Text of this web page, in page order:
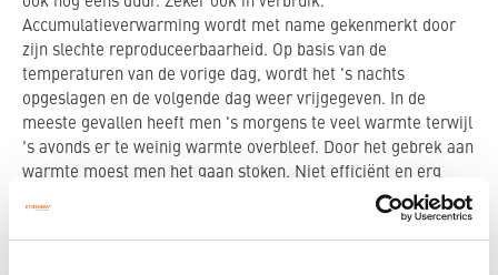
Accumulatieverwarming wordt met name gekenmerkt door
zijn slechte reproduceerbaarheid. Op basis van de
temperaturen van de vorige dag, wordt het 's nachts
opgeslagen en de volgende dag weer vrijgegeven. In de
meeste gevallen heeft men 's morgens te veel warmte terwijl
's avonds er te weinig warmte overbleef. Door het gebrek aan
warmte moest men het gaan stoken. Niet efficiënt en erg
kostbaar! Bovendien hebben mensen met een allergie vaak
problemen door de sterke stofwerveling en zijn oudere